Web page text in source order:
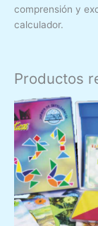
comprensión y
calculador.
Productos